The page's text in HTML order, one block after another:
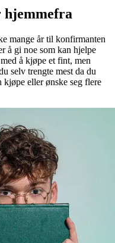
mange år til konfirmanten
å gi noe som kan hjelpe
å kjøpe et fint, men
selv trengte mest da du
eller ønske seg flere